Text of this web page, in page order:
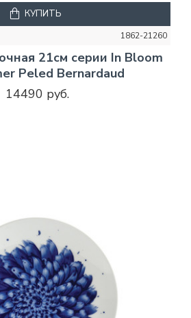
1862-21260
21см серии In Bloom
Peled Bernardaud
14490 руб.
КУПИТЬ